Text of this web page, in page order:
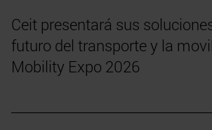
Ceit presentará sus
futuro del transporte y la
Mobility Expo 2026